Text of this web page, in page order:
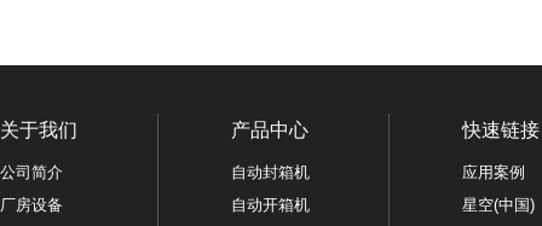
关于我们
公司简介
厂房设备
产品中心
自动封箱机
自动开箱机
快速链接
应用案例
星空(中国)